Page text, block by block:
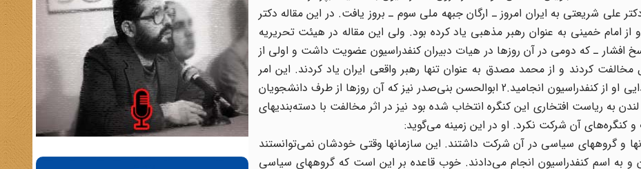
علی شریعتی به ایران امروز ـ ارگان جبهه ملی سوم ـ بروز یافت. در این مقاله دکتر
امام خمینی به عنوان رهبر مذهبی یاد کرده بود. ولی این مقاله در هیئت تحریریه
ـ که دومی در آن روزها در هیات دبیران کنفدراسیون عضویت داشت و اولی از
کردند و از محمد مصدق به عنوان تنها رهبر واقعی ایران یاد کردند. این امر
باعث دلخوری دکتر علی شریعتی شد و در نهایت به جدایی او از کنفدراسیون انجامید.2 ابوالحسن بنی‌صدر نیز که آن روزها از طرف دانشجویان
به ریاست افتخاری این کنگره انتخاب شده بود نیز در اثر مخالفت با دسته‌بندیهای
آن شرکت نکرد. او در این زمینه می‌گوید:
و گروههای سیاسی در آن شرکت داشتند. این سازمانها وقتی خودشان نمی‌توانستند
و به اسم کنفدراسیون انجام می‌دادند. خوب قاعده بر این است که گروههای سیاسی